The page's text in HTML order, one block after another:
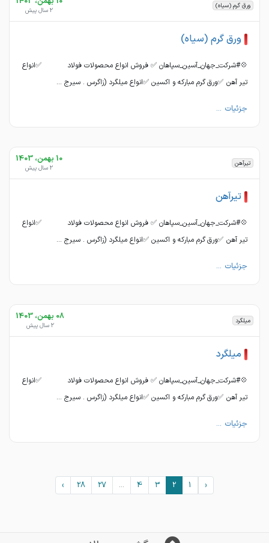
ورق گرم (سیاه)
2 سال پیش
ورق گرم (سیاه)
💠#شرکت_جهان_آسین_سپاهان ✅ فروش انواع محصولات فولاد ✅انواع
تیر آهن ✅ورق گرم مبارکه و اکسین ✅انواع میلگرد (زاگرس . سیرج ...
جزئیات ...
تیرآهن 10 بهمن، 1403
2 سال پیش
تیرآهن
💠#شرکت_جهان_آسین_سپاهان ✅ فروش انواع محصولات فولاد ✅انواع
تیر آهن ✅ورق گرم مبارکه و اکسین ✅انواع میلگرد (زاگرس . سیرج ...
جزئیات ...
میلگرد 08 بهمن، 1403
2 سال پیش
میلگرد
💠#شرکت_جهان_آسین_سپاهان ✅ فروش انواع محصولات فولاد ✅انواع
تیر آهن ✅ورق گرم مبارکه و اکسین ✅انواع میلگرد (زاگرس . سیرج ...
جزئیات ...
‹
1
2
3
4
...
27
28
›